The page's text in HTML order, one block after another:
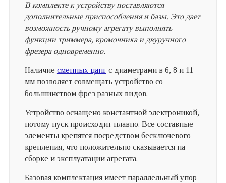
В комплекте к устройству поставляются
дополнительные приспособления и базы. Это дает
возможность ручному агрегату выполнять
функции триммера, кромочника и двуручного
фрезера одновременно.
Наличие сменных цангс диаметрами в 6, 8 и 11
мм позволяет совмещать устройство со
большинством фрез разных видов.
Устройство оснащено константной электроникой,
потому пуск происходит плавно. Все составные
элементы крепятся посредством бесключевого
крепления, что положительно сказывается на
сборке и эксплуатации агрегата.
Базовая комплектация имеет параллельный упор